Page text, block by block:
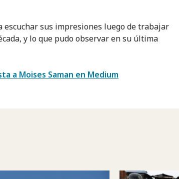
escuchar sus impresiones luego de trabajar
y lo que pudo observar en su última
a Moises Saman en Medium